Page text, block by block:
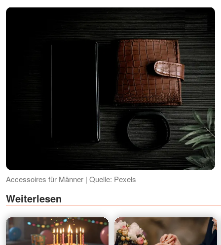
Accessoires für Männer | Quelle: Pexels
Weiterlesen